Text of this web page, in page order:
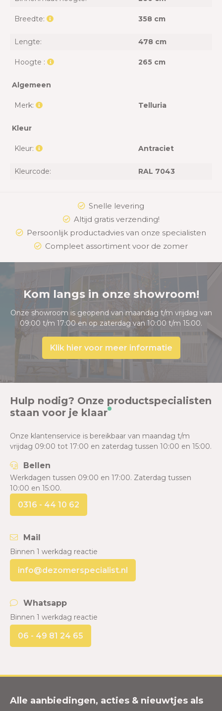
Breedte: 358 cm
Lengte: 478 cm
Hoogte : 265 cm
Algemeen
Merk: Telluria
Kleur
Kleur: Antraciet
Kleurcode: RAL 7043
Snelle levering
Altijd gratis verzending!
Persoonlijk productadvies van onze specialisten
Compleet assortiment voor de zomer
Kom langs in onze showroom!
Onze showroom is geopend van maandag t/m vrijdag van
09:00 t/m 17:00 en op zaterdag van 10:00 t/m 15:00.
Klik hier voor meer informatie
Hulp nodig? Onze productspecialisten
staan voor je klaar
Onze klantenservice is bereikbaar van maandag t/m
vrijdag 09:00 tot 17:00 en zaterdag tussen 10:00 en 15:00.
Bellen
Werkdagen tussen 09:00 en 17:00. Zaterdag tussen
10:00 en 15:00.
0316 - 44 10 62
Mail
Binnen 1 werkdag reactie
info@dezomerspecialist.nl
Whatsapp
Binnen 1 werkdag reactie
06 - 49 81 24 65
Alle aanbiedingen, acties & nieuwtjes als